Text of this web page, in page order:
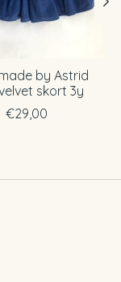
by Astrid
skort 3y
€29,00